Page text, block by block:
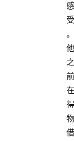
感
受
。
他
之
前
在
得
物
借